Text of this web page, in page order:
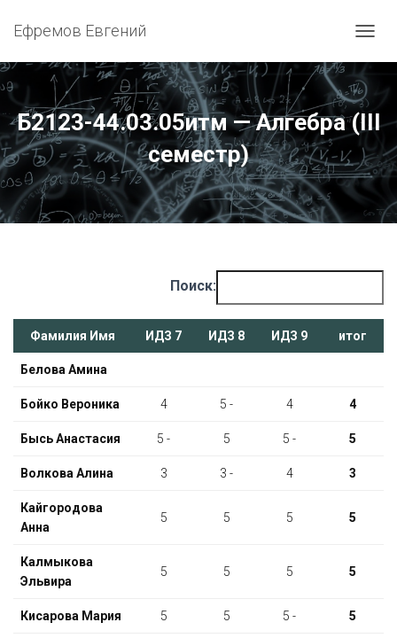
Ефремов Евгений
Б2123-44.03.05итм — Алгебра (III
семестр)
Поиск:
Фамилия Имя ИДЗ 7 ИДЗ 8 ИДЗ 9 итог
Белова Амина
Бойко Вероника 4 5 - 4 4
Бысь Анастасия 5 - 5 5 - 5
Волкова Алина 3 3 - 4 3
Кайгородова
Анна
5 5 5 5
Калмыкова
Эльвира
5 5 5 5
Кисарова Мария 5 5 5 - 5